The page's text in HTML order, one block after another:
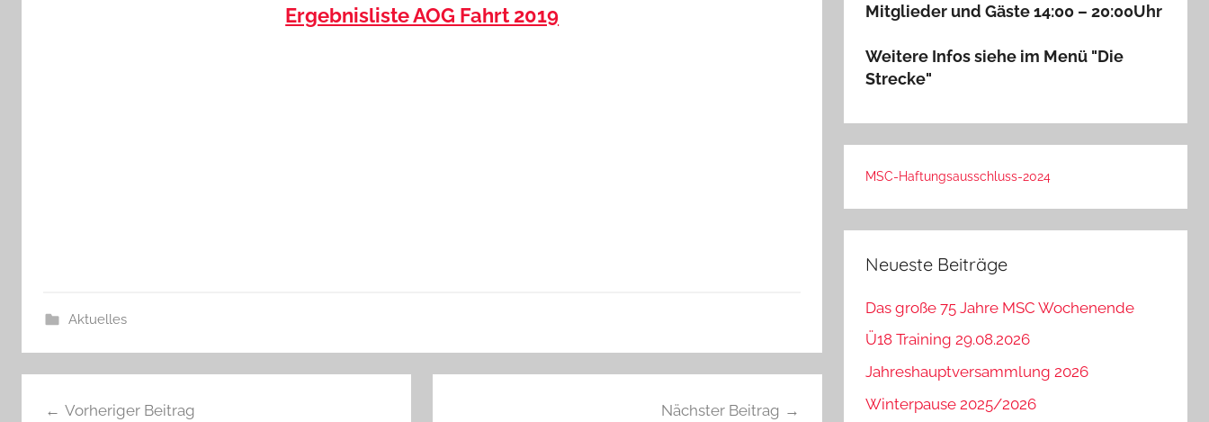
Ergebnisliste AOG Fahrt 2019
Aktuelles
Vorheriger Beitrag Nächster Beitrag
Mitglieder und Gäste 14:00 – 20:00Uhr
Weitere Infos siehe im Menü "Die
Strecke"
MSC-Haftungsausschluss-2024
Neueste Beiträge
Das große 75 Jahre MSC Wochenende
Ü18 Training 29.08.2026
Jahreshauptversammlung 2026
Winterpause 2025/2026